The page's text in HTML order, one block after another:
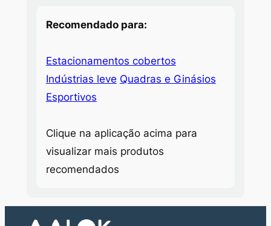
Recomendado para:
Estacionamentos cobertos
Indústrias leve Quadras e Ginásios
Esportivos
Clique na aplicação acima para
visualizar mais produtos
recomendados